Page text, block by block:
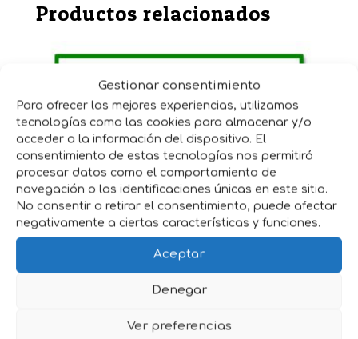
Gestionar consentimiento
Para ofrecer las mejores experiencias, utilizamos
tecnologías como las cookies para almacenar y/o
acceder a la información del dispositivo. El
consentimiento de estas tecnologías nos permitirá
procesar datos como el comportamiento de
navegación o las identificaciones únicas en este sitio.
No consentir o retirar el consentimiento, puede afectar
negativamente a ciertas características y funciones.
Aceptar
Denegar
Ver preferencias
Productos relacionados
PARISOL JABONCILLO CUERO
500 Ml